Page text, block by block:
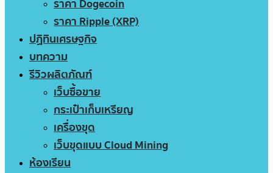
ราคา Dogecoin
ราคา Ripple (XRP)
ปฏิทินเศรษฐกิจ
บทความ
รีวิวผลิตภัณฑ์
เว็บซื้อขาย
กระเป๋าเก็บเหรียญ
เครื่องขุด
เว็บขุดแบบ Cloud Mining
ห้องเรียน